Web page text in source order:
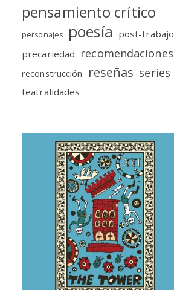
pensamiento crítico
personajes poesía post-trabajo
precariedad recomendaciones
reconstrucción reseñas series
teatralidades